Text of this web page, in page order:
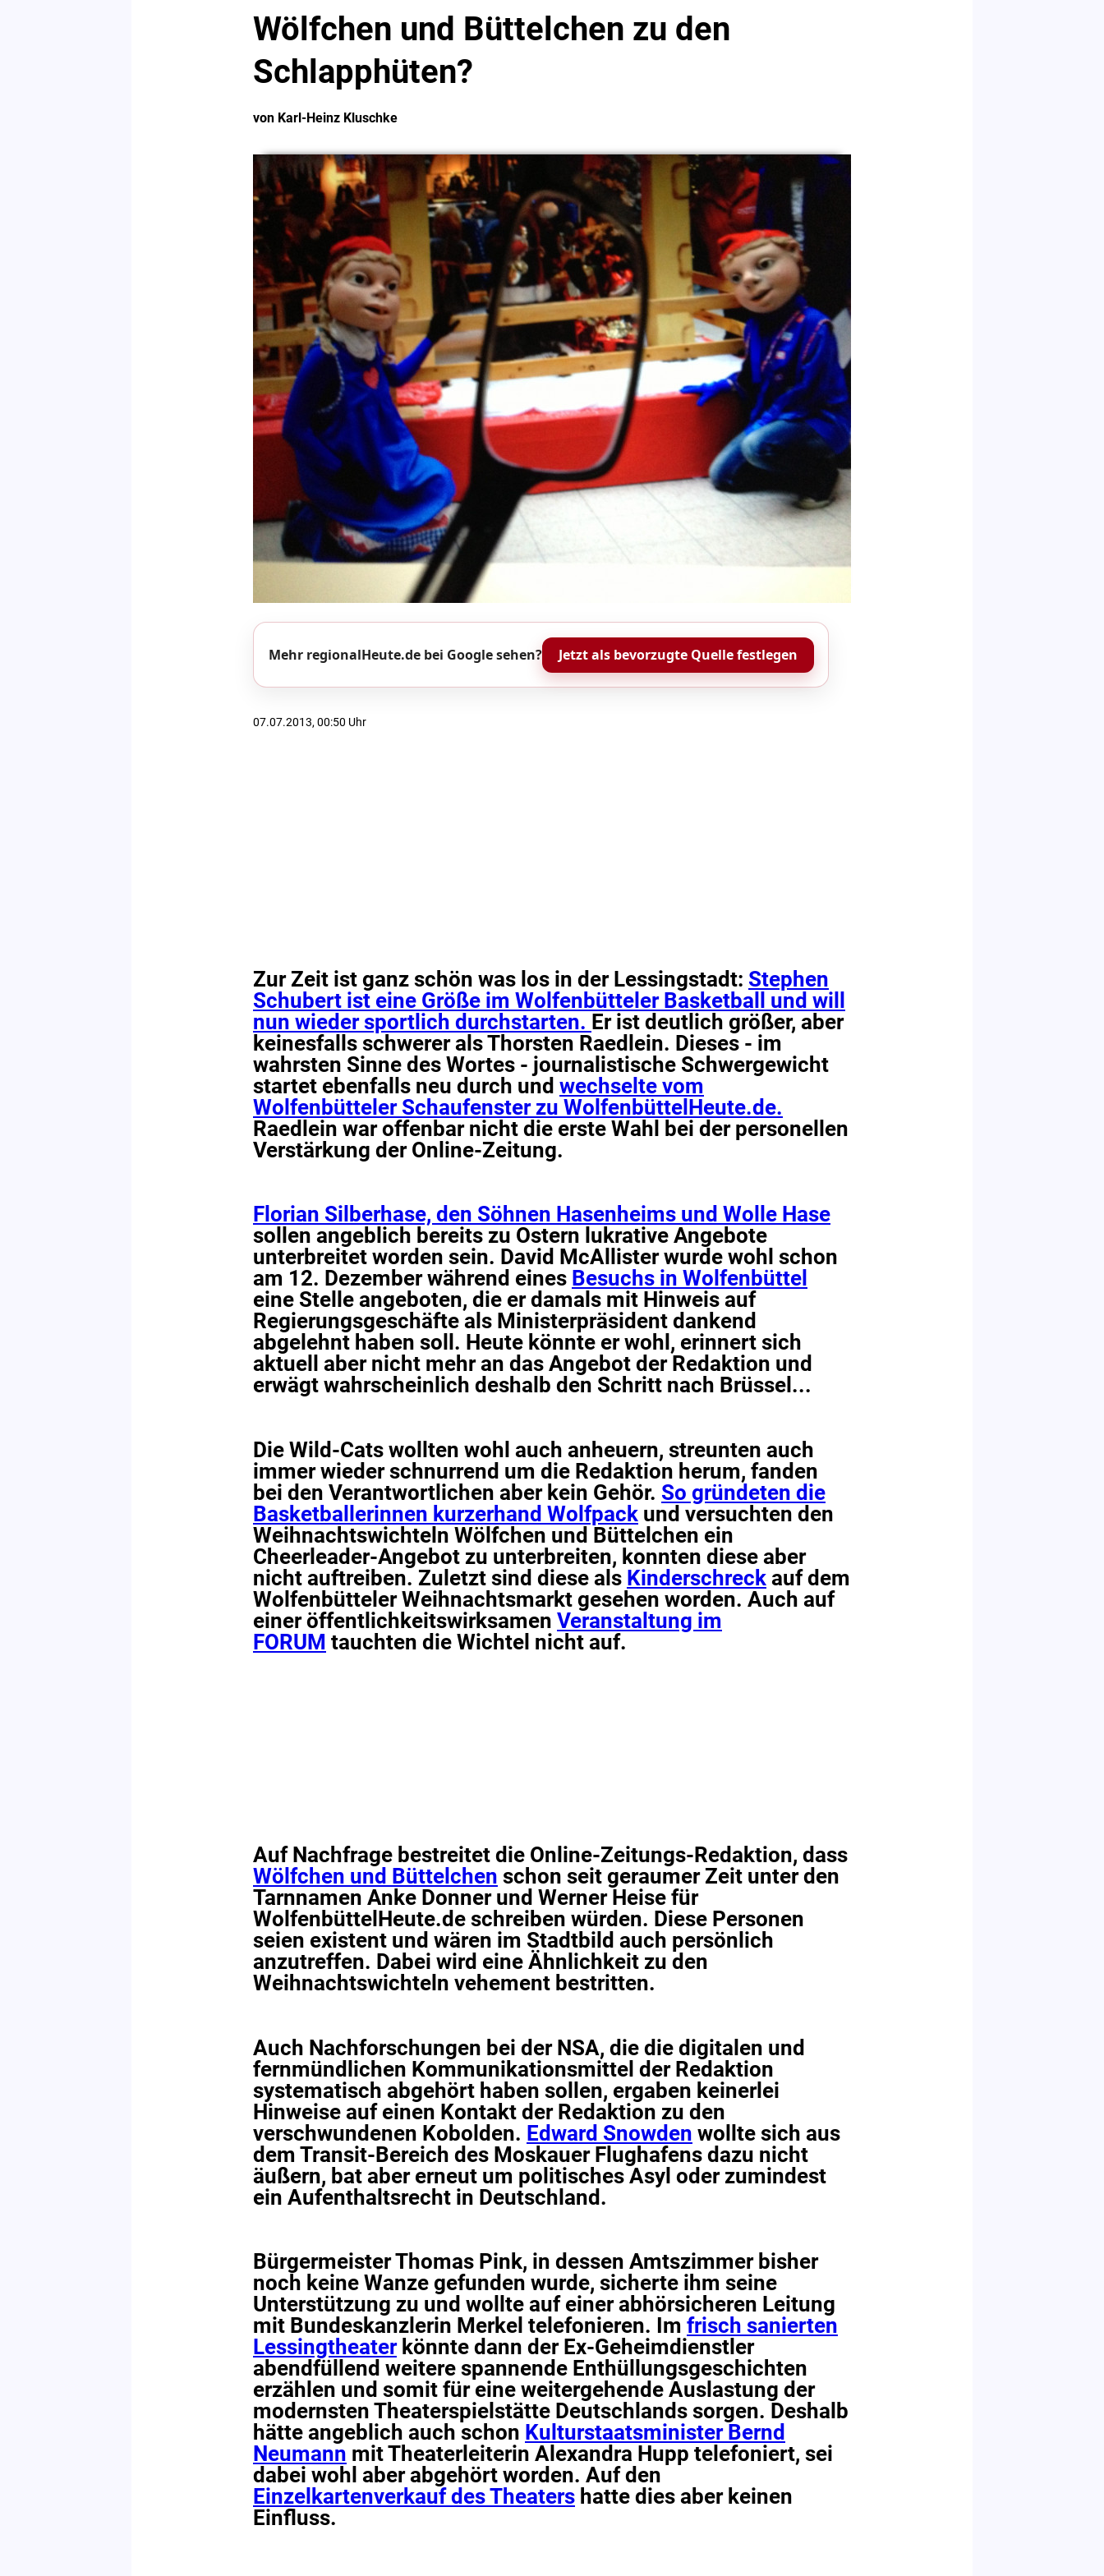
Wölfchen und Büttelchen zu den
Schlapphüten?
von Karl-Heinz Kluschke
Mehr regionalHeute.de bei Google sehen? Jetzt als bevorzugte Quelle festlegen
07.07.2013, 00:50 Uhr
Zur Zeit ist ganz schön was los in der Lessingstadt: Stephen
Schubert ist eine Größe im Wolfenbütteler Basketball und will
nun wieder sportlich durchstarten. Er ist deutlich größer, aber
keinesfalls schwerer als Thorsten Raedlein. Dieses - im
wahrsten Sinne des Wortes - journalistische Schwergewicht
startet ebenfalls neu durch und wechselte vom
Wolfenbütteler Schaufenster zu WolfenbüttelHeute.de.
Raedlein war offenbar nicht die erste Wahl bei der personellen
Verstärkung der Online-Zeitung.
Florian Silberhase, den Söhnen Hasenheims und Wolle Hase
sollen angeblich bereits zu Ostern lukrative Angebote
unterbreitet worden sein. David McAllister wurde wohl schon
am 12. Dezember während eines Besuchs in Wolfenbüttel
eine Stelle angeboten, die er damals mit Hinweis auf
Regierungsgeschäfte als Ministerpräsident dankend
abgelehnt haben soll. Heute könnte er wohl, erinnert sich
aktuell aber nicht mehr an das Angebot der Redaktion und
erwägt wahrscheinlich deshalb den Schritt nach Brüssel...
Die Wild-Cats wollten wohl auch anheuern, streunten auch
immer wieder schnurrend um die Redaktion herum, fanden
bei den Verantwortlichen aber kein Gehör. So gründeten die
Basketballerinnen kurzerhand Wolfpack und versuchten den
Weihnachtswichteln Wölfchen und Büttelchen ein
Cheerleader-Angebot zu unterbreiten, konnten diese aber
nicht auftreiben. Zuletzt sind diese als Kinderschreck auf dem
Wolfenbütteler Weihnachtsmarkt gesehen worden. Auch auf
einer öffentlichkeitswirksamen Veranstaltung im
FORUM tauchten die Wichtel nicht auf.
Auf Nachfrage bestreitet die Online-Zeitungs-Redaktion, dass
Wölfchen und Büttelchen schon seit geraumer Zeit unter den
Tarnnamen Anke Donner und Werner Heise für
WolfenbüttelHeute.de schreiben würden. Diese Personen
seien existent und wären im Stadtbild auch persönlich
anzutreffen. Dabei wird eine Ähnlichkeit zu den
Weihnachtswichteln vehement bestritten.
Auch Nachforschungen bei der NSA, die die digitalen und
fernmündlichen Kommunikationsmittel der Redaktion
systematisch abgehört haben sollen, ergaben keinerlei
Hinweise auf einen Kontakt der Redaktion zu den
verschwundenen Kobolden. Edward Snowden wollte sich aus
dem Transit-Bereich des Moskauer Flughafens dazu nicht
äußern, bat aber erneut um politisches Asyl oder zumindest
ein Aufenthaltsrecht in Deutschland.
Bürgermeister Thomas Pink, in dessen Amtszimmer bisher
noch keine Wanze gefunden wurde, sicherte ihm seine
Unterstützung zu und wollte auf einer abhörsicheren Leitung
mit Bundeskanzlerin Merkel telefonieren. Im frisch sanierten
Lessingtheaterkönnte dann der Ex-Geheimdienstler
abendfüllend weitere spannende Enthüllungsgeschichten
erzählen und somit für eine weitergehende Auslastung der
modernsten Theaterspielstätte Deutschlands sorgen. Deshalb
hätte angeblich auch schon Kulturstaatsminister Bernd
Neumann mit Theaterleiterin Alexandra Hupp telefoniert, sei
dabei wohl aber abgehört worden. Auf den
Einzelkartenverkauf des Theaters hatte dies aber keinen
Einfluss.